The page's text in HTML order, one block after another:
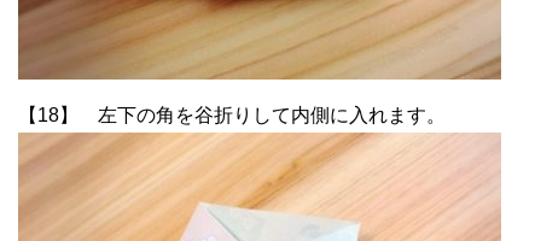
【18】 左下の角を谷折りして内側に入れます。